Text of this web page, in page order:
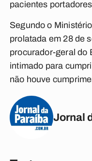
pacientes
Segundo o
prolatada em 28 de
procurador-geral do
intimado para
não houve
Jornal